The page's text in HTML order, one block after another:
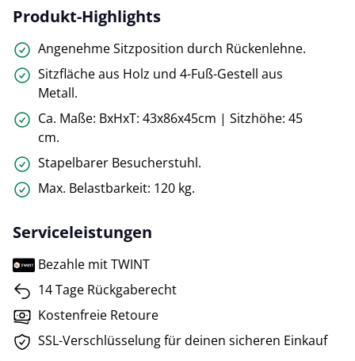
Produkt-Highlights
Angenehme Sitzposition durch Rückenlehne.
Sitzfläche aus Holz und 4-Fuß-Gestell aus
Metall.
Ca. Maße: BxHxT: 43x86x45cm | Sitzhöhe: 45
cm.
Stapelbarer Besucherstuhl.
Max. Belastbarkeit: 120 kg.
Serviceleistungen
Bezahle mit TWINT
14 Tage Rückgaberecht
Kostenfreie Retoure
SSL-Verschlüsselung für deinen sicheren Einkauf